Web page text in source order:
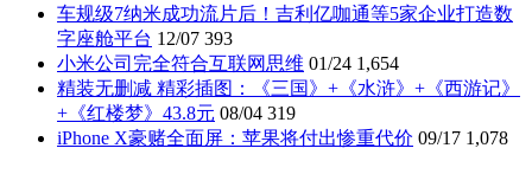
车规级7纳米成功流片后！吉利亿咖通等5家企业打造数
字座舱平台 12/07 393
小米公司完全符合互联网思维 01/24 1,654
精装无删减 精彩插图：《三国》+《水浒》+《西游记》
+《红楼梦》43.8元 08/04 319
iPhone X豪赌全面屏：苹果将付出惨重代价 09/17 1,078